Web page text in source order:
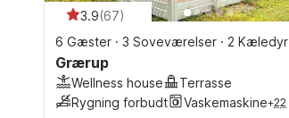
3.9(67)
6 Gæster · 3 Soveværelser · 2 Kæledyr
Grærup
Wellness house
Terrasse
Rygning forbudt
Vaskemaskine+22